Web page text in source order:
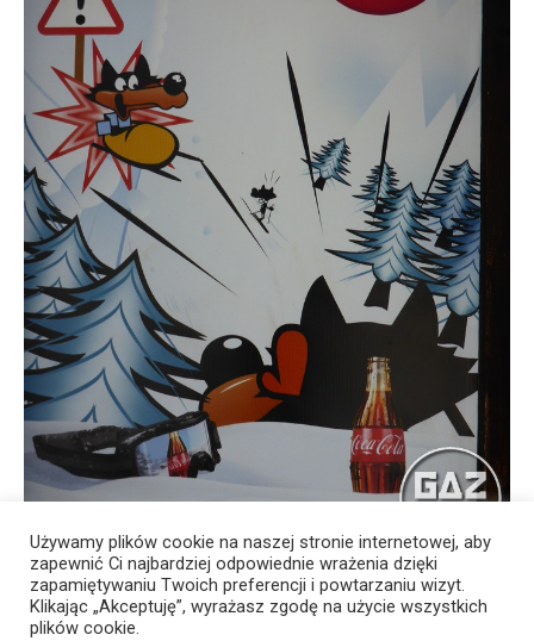
Używamy plików cookie na naszej stronie internetowej, aby
zapewnić Ci najbardziej odpowiednie wrażenia dzięki
zapamiętywaniu Twoich preferencji i powtarzaniu wizyt.
Klikając „Akceptuję”, wyrażasz zgodę na użycie wszystkich
plików cookie.